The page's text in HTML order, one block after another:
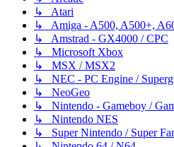
↳ Atari
↳ Amiga - A500, A500+,
↳ Amstrad - GX4000 / CPC
↳ Microsoft Xbox
↳ MSX / MSX2
↳ NEC - PC Engine /
↳ NeoGeo
↳ Nintendo - Gameboy /
↳ Nintendo NES
↳ Super Nintendo / Super